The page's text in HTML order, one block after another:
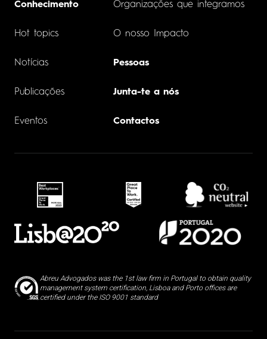
Conhecimento
Hot topics
Notícias
Publicações
Eventos
Organizações que integramos
O nosso Impacto
Pessoas
Junta-te a nós
Contactos
Abreu Advogados was the 1st law firm in Portugal to obtain quality
management system certification, Lisboa and Porto offices are
certified under the ISO 9001 standard